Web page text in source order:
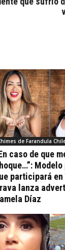
de Farandula
caso de que
Modelo
participará en
lanza
Díaz